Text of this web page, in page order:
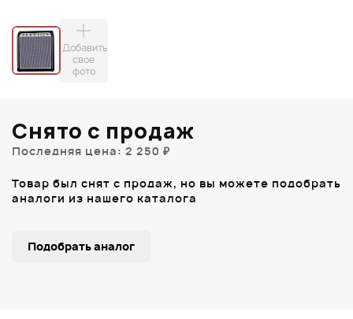
Добавить
свое
фото
Снято с продаж
Последняя цена: 2 250 ₽
Товар был снят с продаж, но вы можете подобрать
аналоги из нашего каталога
Подобрать аналог